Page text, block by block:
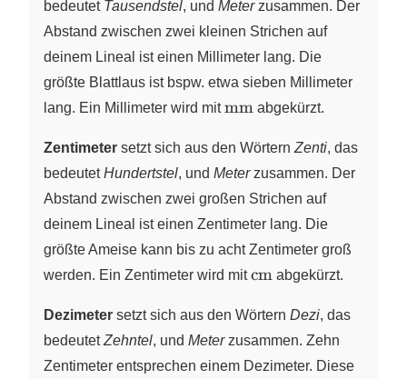
bedeutet Tausendstel, und Meterzusammen. Der
Abstand zwischen zwei kleinen Strichen auf
deinem Lineal ist einen Millimeter lang. Die
größte Blattlaus ist bspw. etwa sieben Millimeter
lang. Ein Millimeter wird mit\text{mm}
mm abgekürzt.
Zentimeter setzt sich aus den Wörtern Zenti, das
bedeutetHundertstel, und Meterzusammen. Der
Abstand zwischen zwei großen Strichen auf
deinem Lineal ist einen Zentimeter lang. Die
größte Ameise kann bis zu acht Zentimeter groß
werden. Ein Zentimeter wird mit\text{cm}
cm abgekürzt.
Dezimeter setzt sich aus den Wörtern Dezi, das
bedeutetZehntel, und Meterzusammen. Zehn
Zentimeter entsprechen einem Dezimeter. Diese